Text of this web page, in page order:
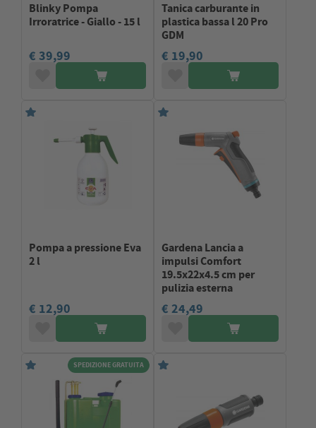
Blinky Pompa
Irroratrice - Giallo - 15 l
€ 39,99
Tanica carburante in
plastica bassa l 20 Pro
GDM
€ 19,90
Pompa a pressione Eva
2 l
€ 12,90
Gardena Lancia a
impulsi Comfort
19.5x22x4.5 cm per
pulizia esterna
€ 24,49
SPEDIZIONE GRATUITA